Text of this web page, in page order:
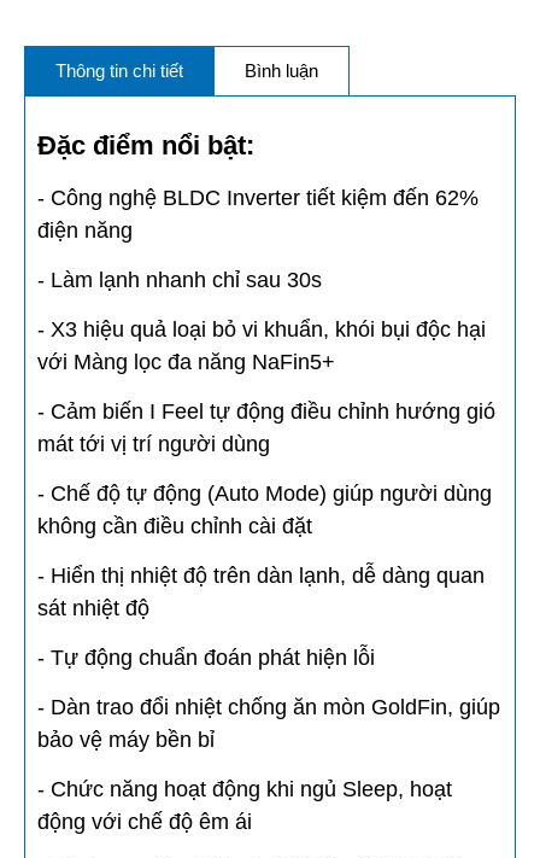
Thông tin chi tiết Bình luận
Đặc điểm nổi bật:
- Công nghệ BLDC Inverter tiết kiệm đến 62%
điện năng
- Làm lạnh nhanh chỉ sau 30s
- X3 hiệu quả loại bỏ vi khuẩn, khói bụi độc hại
với Màng lọc đa năng NaFin5+
- Cảm biến I Feel tự động điều chỉnh hướng gió
mát tới vị trí người dùng
- Chế độ tự động (Auto Mode) giúp người dùng
không cần điều chỉnh cài đặt
- Hiển thị nhiệt độ trên dàn lạnh, dễ dàng quan
sát nhiệt độ
- Tự động chuẩn đoán phát hiện lỗi
- Dàn trao đổi nhiệt chống ăn mòn GoldFin, giúp
bảo vệ máy bền bỉ
- Chức năng hoạt động khi ngủ Sleep, hoạt
động với chế độ êm ái